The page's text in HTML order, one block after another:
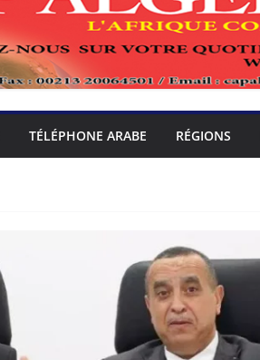
TÉLÉPHONE ARABE RÉGIONS